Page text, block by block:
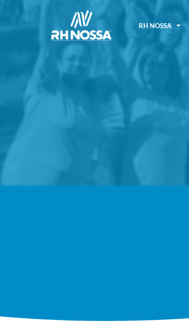
RH NOSSA